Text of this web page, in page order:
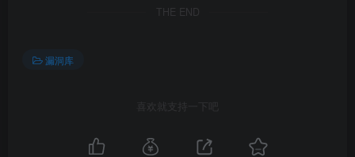
THE END
漏洞库
喜欢就支持一下吧